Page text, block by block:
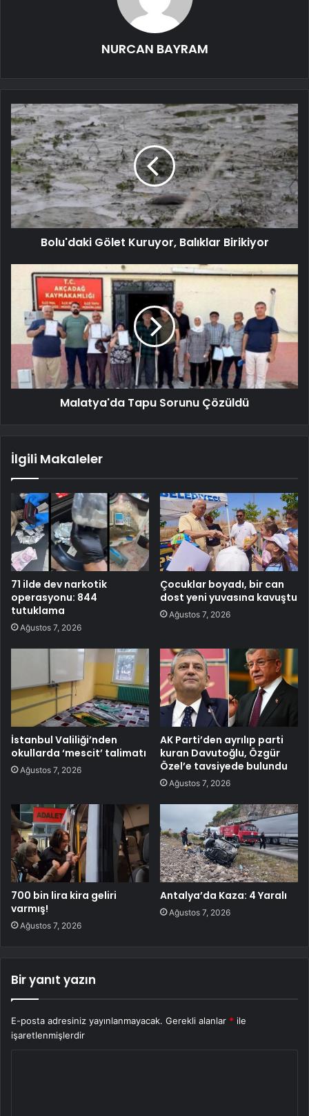
NURCAN BAYRAM
Bolu'daki Gölet Kuruyor, Balıklar Birikiyor
Malatya'da Tapu Sorunu Çözüldü
İlgili Makaleler
71 ilde dev narkotik
operasyonu: 844
tutuklama
Ağustos 7, 2026
Çocuklar boyadı, bir can
dost yeni yuvasına kavuştu
Ağustos 7, 2026
İstanbul Valiliği’nden
okullarda ‘mescit’ talimatı
Ağustos 7, 2026
AK Parti’den ayrılıp parti
kuran Davutoğlu, Özgür
Özel’e tavsiyede bulundu
Ağustos 7, 2026
700 bin lira kira geliri
varmış!
Ağustos 7, 2026
Antalya’da Kaza: 4 Yaralı
Ağustos 7, 2026
Bir yanıt yazın
E-posta adresiniz yayınlanmayacak. Gerekli alanlar * ile
işaretlenmişlerdir